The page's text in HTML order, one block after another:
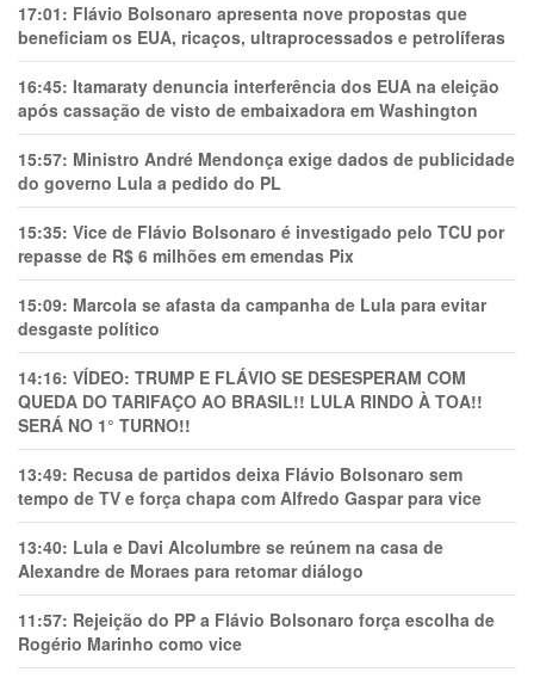
17:01: Flávio Bolsonaro apresenta nove propostas que
beneficiam os EUA, ricaços, ultraprocessados e petrolíferas
16:45: Itamaraty denuncia interferência dos EUA na eleição
após cassação de visto de embaixadora em Washington
15:57: Ministro André Mendonça exige dados de publicidade
do governo Lula a pedido do PL
15:35: Vice de Flávio Bolsonaro é investigado pelo TCU por
repasse de R$ 6 milhões em emendas Pix
15:09: Marcola se afasta da campanha de Lula para evitar
desgaste político
14:16: VÍDEO: TRUMP E FLÁVIO SE DESESPERAM COM
QUEDA DO TARIFAÇO AO BRASIL!! LULA RINDO À TOA!!
SERÁ NO 1° TURNO!!
13:49: Recusa de partidos deixa Flávio Bolsonaro sem
tempo de TV e força chapa com Alfredo Gaspar para vice
13:40: Lula e Davi Alcolumbre se reúnem na casa de
Alexandre de Moraes para retomar diálogo
11:57: Rejeição do PP a Flávio Bolsonaro força escolha de
Rogério Marinho como vice